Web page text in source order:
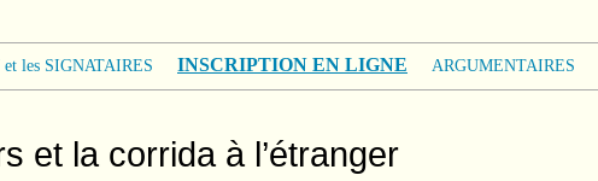
les SIGNATAIRES INSCRIPTION EN LIGNE ARGUMENTAIRES
et la corrida à l’étranger